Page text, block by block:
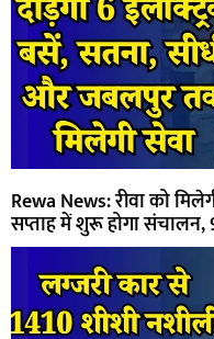
Rewa News: रीवा को
सप्ताह में शुरू होगा संचालन,